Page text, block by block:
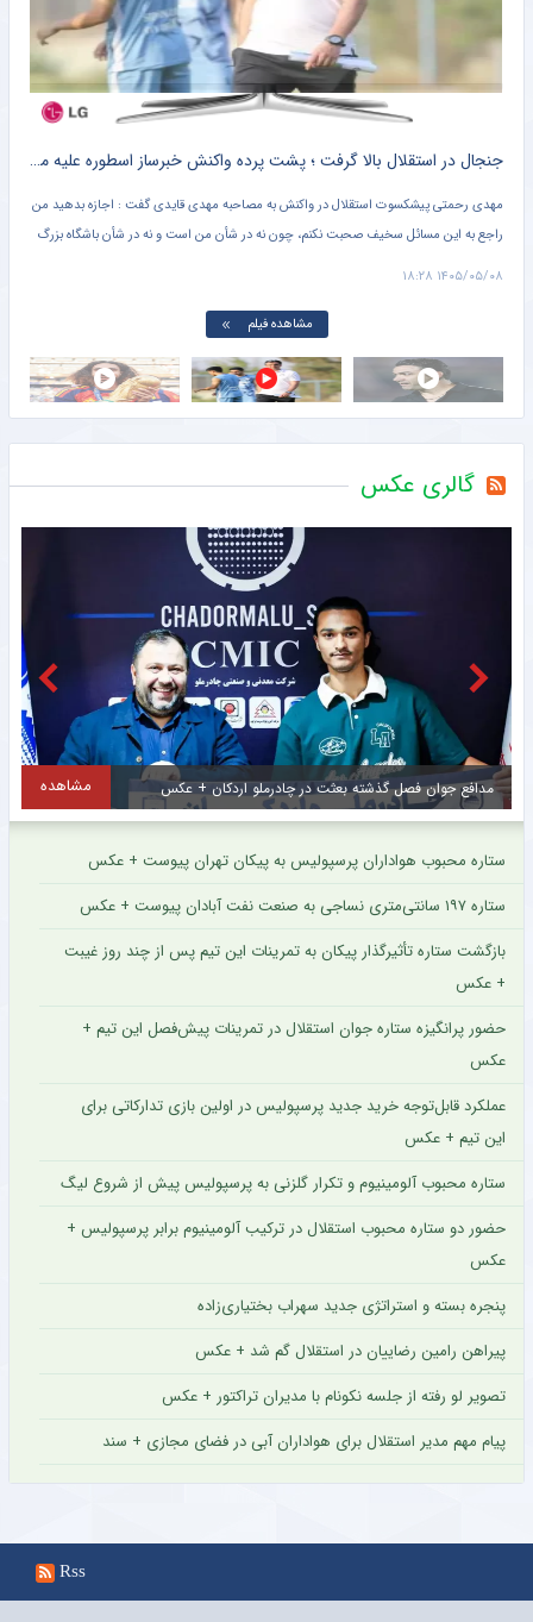
تماس گرفت و گفت به پرسپولیس بروم موفق‌ترم تا استقلال +ویدیو
جنجال در استقلال بالا گرفت ؛ پشت پرده واکنش خبرساز اسطوره علیه مهدی قایدی + کلیپ پربازدید
مهدی رحمتی پیشکسوت استقلال در واکنش به مصاحبه مهدی قایدی گفت : اجازه بدهید من
راجع به این مسائل سخیف صحبت نکنم، چون نه در شأن من است و نه در شأن باشگاه بزرگ
استقلال. قرار نیست هر کسی راجع به چیزهایی که در تخیلاتش اتفاق میفتد صحبت کند و من
۱۴۰۵/۰۵/۰۸ ۱۸:۲۸
مشاهده فیلم
گالری عکس
مدافع جوان فصل گذشته بعثت در چادرملو اردکان + عکس مشاهده
ستاره محبوب هواداران پرسپولیس به پیکان تهران پیوست + عکس
ستاره ۱۹۷ سانتی‌متری نساجی به صنعت نفت آبادان پیوست + عکس
بازگشت ستاره تأثیرگذار پیکان به تمرینات این تیم پس از چند روز غیبت
+ عکس
حضور پرانگیزه ستاره جوان استقلال در تمرینات پیش‌فصل این تیم +
عکس
عملکرد قابل‌توجه خرید جدید پرسپولیس در اولین بازی تدارکاتی برای
این تیم + عکس
ستاره محبوب آلومینیوم و تکرار گلزنی به پرسپولیس پیش از شروع لیگ
حضور دو ستاره محبوب استقلال در ترکیب آلومینیوم برابر پرسپولیس +
عکس
پنجره بسته و استراتژی جدید سهراب بختیاری‌زاده
پیراهن رامین رضاییان در استقلال گم شد + عکس
تصویر لو رفته از جلسه نکونام با مدیران تراکتور + عکس
پیام مهم مدیر استقلال برای هواداران آبی در فضای مجازی + سند
Rss